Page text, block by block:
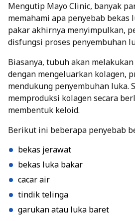
Mengutip Mayo Clinic, banyak
memahami apa penyebab bekas
pakar akhirnya menyimpulkan,
disfungsi proses penyembuhan
Biasanya, tubuh akan
dengan mengeluarkan kolagen,
mendukung penyembuhan luka.
memproduksi kolagen secara
membentuk keloid.
Berikut ini beberapa penyebab
bekas jerawat
bekas luka bakar
cacar air
tindik telinga
garukan atau luka baret